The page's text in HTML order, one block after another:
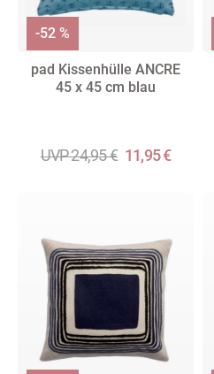
pad Kissenhülle ANCRE
45 x 45 cm blau
UVP 24,95 € 11,95 €
-52 %